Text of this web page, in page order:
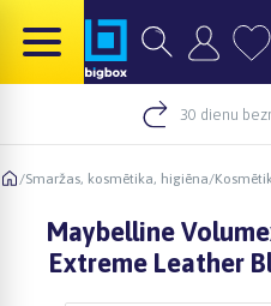
30 dienu
/Smaržas, kosmētika, higiēna/
Maybelline
Extreme Leather